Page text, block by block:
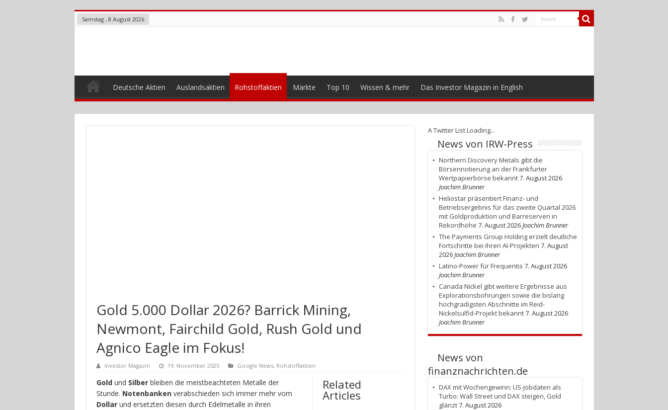
Samstag , 8 August 2026
Deutsche Aktien Auslandsaktien Rohstoffaktien Märkte Top 10 Wissen & mehr Das Investor Magazin in English
Gold 5.000 Dollar 2026? Barrick Mining,
Newmont, Fairchild Gold, Rush Gold und
Agnico Eagle im Fokus!
Investor Magazin 19. November 2025 Google News, Rohstoffaktien
Related
Articles
Goldund Silberbleiben die meistbeachteten Metalle der
Stunde. Notenbankenverabschieden sich immer mehr vom
Dollarund ersetzten diesen durch Edelmetalle in ihren
A Twitter List Loading...
News von IRW-Press
Northern Discovery Metals gibt die
Börsennotierung an der Frankfurter
Wertpapierbörse bekannt7. August 2026
Joachim Brunner
Heliostar präsentiert Finanz- und
Betriebsergebnis für das zweite Quartal 2026
mit Goldproduktion und Barreserven in
Rekordhöhe 7. August 2026Joachim Brunner
The Payments Group Holding erzielt deutliche
Fortschritte bei ihren AI-Projekten 7. August
2026Joachim Brunner
Latino-Power für Frequentis 7. August 2026
Joachim Brunner
Canada Nickel gibt weitere Ergebnisse aus
Explorationsbohrungen sowie die bislang
hochgradigsten Abschnitte im Reid-
Nickelsulfid-Projekt bekannt7. August 2026
Joachim Brunner
News von
finanznachrichten.de
DAX mit Wochengewinn: US-Jobdaten als
Turbo: Wall Street und DAX steigen, Gold
glänzt7. August 2026